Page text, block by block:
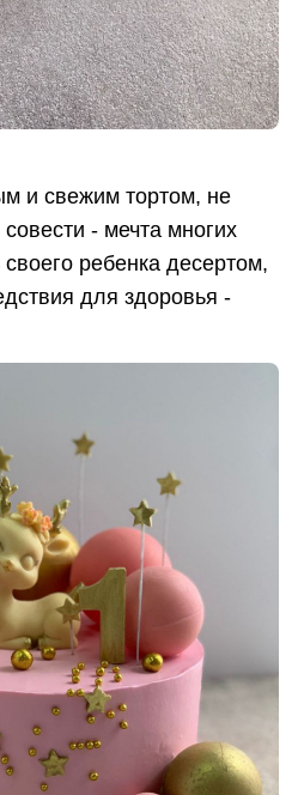
и свежим тортом, не
- мечта многих
ребенка десертом,
для здоровья -